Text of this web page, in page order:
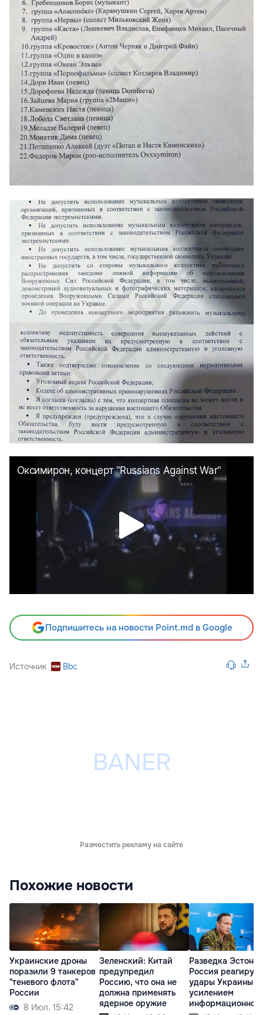
Подпишитесь на новости Point.md в Google
Источник Bbc
Разместить рекламу на сайте
Похожие новости
Украинские дроны
поразили 9 танкеров
"теневого флота"
России
8 Июл. 15:42
Зеленский: Китай
предупредил
Россию, что она не
должна применять
ядерное оружие
Разведка
Россия
удары Украины
усилением
информационной